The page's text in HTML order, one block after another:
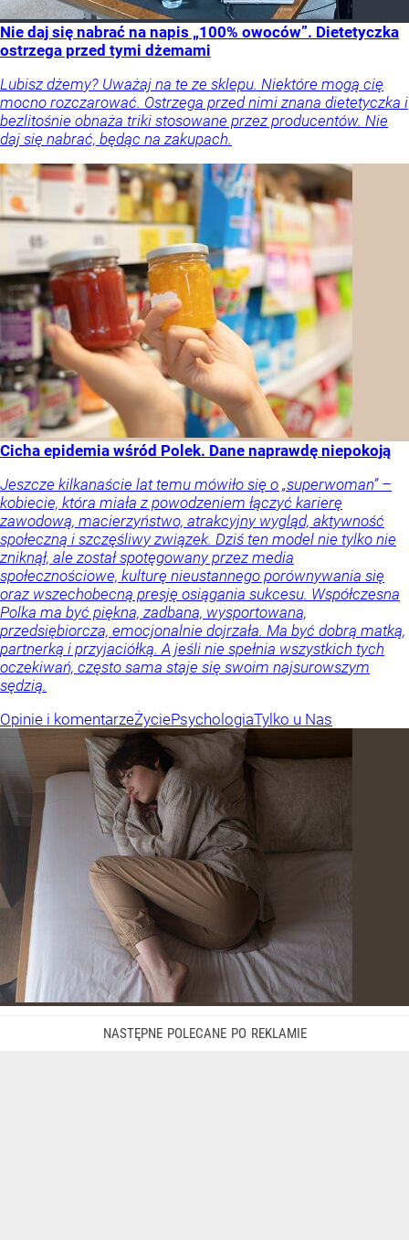
Nie daj się nabrać na napis „100% owoców”. Dietetyczka
ostrzega przed tymi dżemami
Lubisz dżemy? Uważaj na te ze sklepu. Niektóre mogą cię
mocno rozczarować. Ostrzega przed nimi znana dietetyczka i
bezlitośnie obnaża triki stosowane przez producentów. Nie
daj się nabrać, będąc na zakupach.
Cicha epidemia wśród Polek. Dane naprawdę niepokoją
Jeszcze kilkanaście lat temu mówiło się o „superwoman” –
kobiecie, która miała z powodzeniem łączyć karierę
zawodową, macierzyństwo, atrakcyjny wygląd, aktywność
społeczną i szczęśliwy związek. Dziś ten model nie tylko nie
zniknął, ale został spotęgowany przez media
społecznościowe, kulturę nieustannego porównywania się
oraz wszechobecną presję osiągania sukcesu. Współczesna
Polka ma być piękna, zadbana, wysportowana,
przedsiębiorcza, emocjonalnie dojrzała. Ma być dobrą matką,
partnerką i przyjaciółką. A jeśli nie spełnia wszystkich tych
oczekiwań, często sama staje się swoim najsurowszym
sędzią.
Opinie i komentarzeŻyciePsychologiaTylko u Nas